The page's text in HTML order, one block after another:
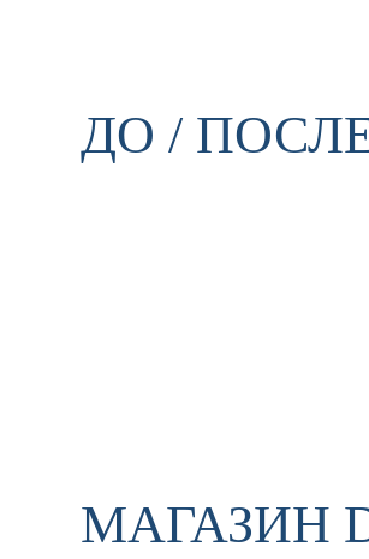
ДО /
МАГАЗИН